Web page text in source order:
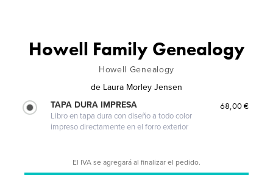
Howell Family Genealogy
Howell Genealogy
de Laura Morley Jensen
TAPA DURA IMPRESA
Libro en tapa dura con diseño a todo color
impreso directamente en el forro exterior
68,00 €
El IVA se agregará al finalizar el pedido.